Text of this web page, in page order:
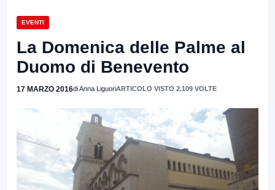
EVENTI
La Domenica delle Palme al
Duomo di Benevento
17 MARZO 2016di Anna LiguoriARTICOLO VISTO 2.109 VOLTE